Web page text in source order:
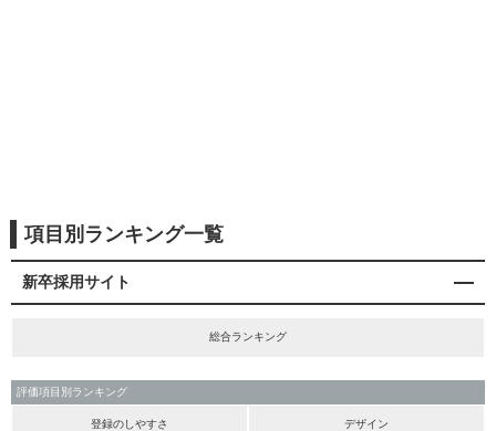
項目別ランキング一覧
新卒採用サイト
総合ランキング
評価項目別ランキング
登録のしやすさ デザイン